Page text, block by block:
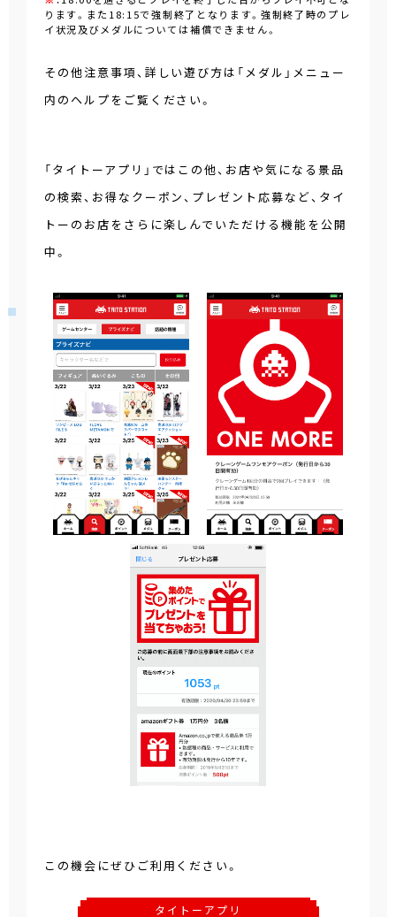
ります。また18:15で強制終了となります。強制終了時のプレ
イ状況及びメダルについては補償できません。
その他注意事項、詳しい遊び方は「メダル」メニュー
内のヘルプをご覧ください。
「タイトーアプリ」ではこの他、お店や気になる景品
の検索、お得なクーポン、プレゼント応募など、タイ
トーのお店をさらに楽しんでいただける機能を公開
中。
この機会にぜひご利用ください。
タイトーアプリ